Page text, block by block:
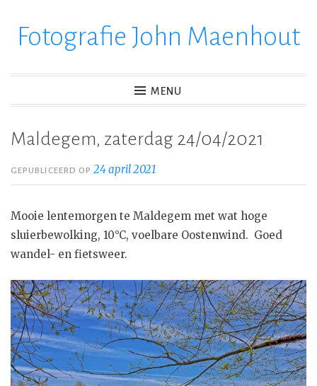
verderFotografie John Maenhout
MENU
Maldegem, zaterdag 24/04/2021
GEPUBLICEERD OP24 april 2021
Mooie lentemorgen te Maldegem met wat hoge
sluierbewolking, 10°C, voelbare Oostenwind. Goed
wandel- en fietsweer.